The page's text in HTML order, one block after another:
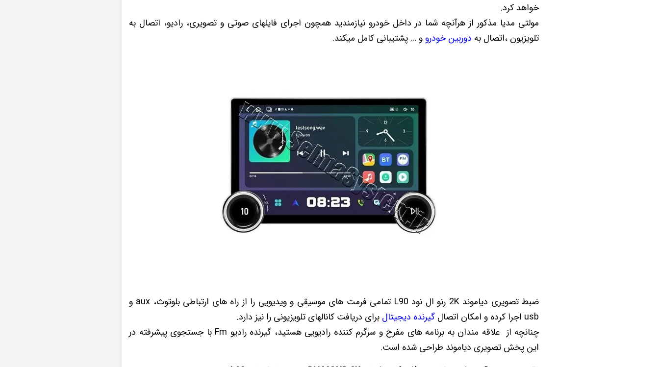
خواهد کرد.
مولتی مدیا مذکور از هرآنچه شما در داخل خودرو نیازمندید همچون اجرای فایلهای صوتی و تصویری، رادیو، اتصال به
تلویزیون ،اتصال به دوربین خودرو و … پشتیبانی کامل میکند.
ضبط تصویری دیاموند 2K رنو ال نود L90 تمامی فرمت های موسیقی و ویدیویی را از راه های ارتباطی بلوتوث، aux و
usb اجرا کرده و امکان اتصال
گیرنده دیجیتال برای دریافت کانالهای تلویزیونی را نیز دارد.
چنانچه از علاقه مندان به برنامه های مفرح و سرگرم کننده رادیویی هستید، گیرنده رادیو Fm با جستجوی پیشرفته در
این پخش تصویری دیاموند طراحی شده است.